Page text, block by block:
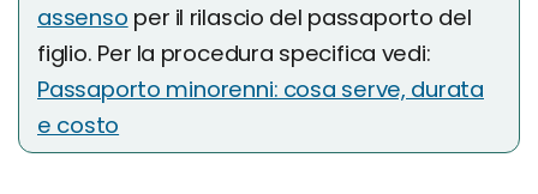
assenso per il rilascio del passaporto del
figlio. Per la procedura specifica vedi:
Passaporto minorenni: cosa serve, durata
e costo